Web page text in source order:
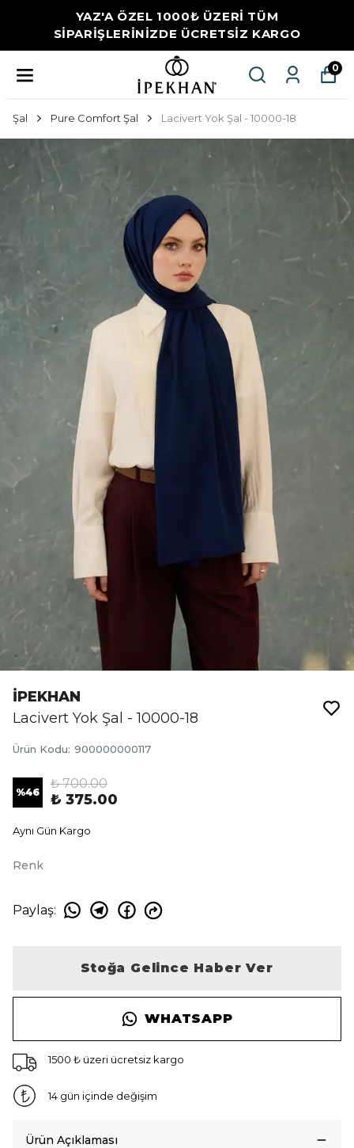
YAZ'A ÖZEL 1000₺ ÜZERİ TÜM
SİPARİŞLERİNİZDE ÜCRETSİZ KARGO
0
Şal Pure Comfort Şal Lacivert Yok Şal - 10000-18
İPEKHAN
Lacivert Yok Şal - 10000-18
Ürün Kodu: 900000000117
%46
₺ 700.00
₺ 375.00
Aynı Gün Kargo
Renk
Paylaş:
Stoğa Gelince Haber Ver
WHATSAPP
1500 ₺ üzeri ücretsiz kargo
14 gün içinde değişim
Ürün Açıklaması